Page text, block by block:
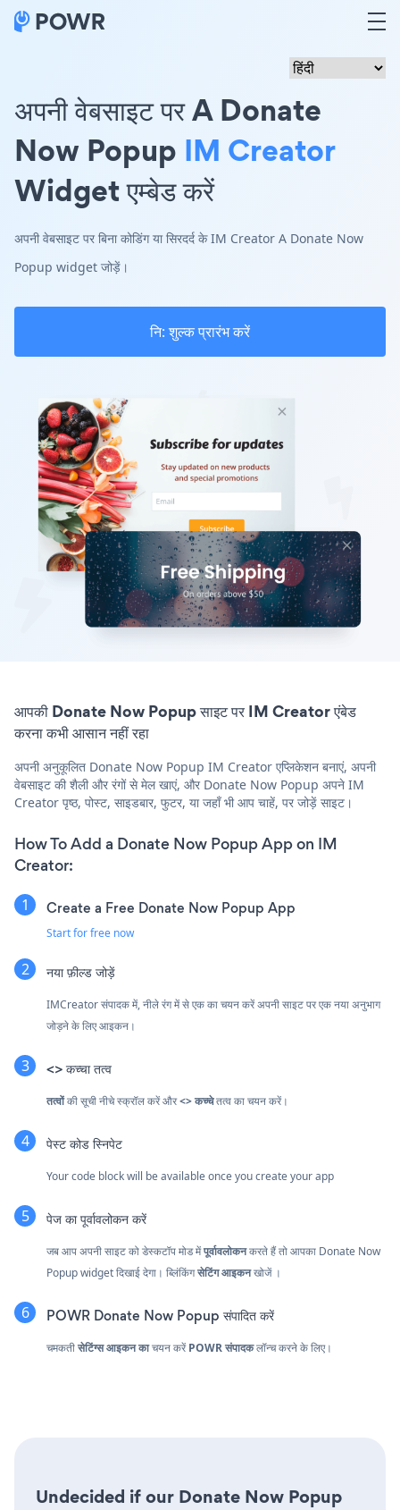
अपनी वेबसाइट पर A Donate
Now Popup IM Creator
Widget एम्बेड करें
अपनी वेबसाइट पर बिना कोडिंग या सिरदर्द के IM Creator A Donate Now
Popup widget जोड़ें।
नि: शुल्क प्रारंभ करें
आपकी Donate Now Popup साइट पर IM Creator एंबेड
करना कभी आसान नहीं रहा
अपनी अनुकूलित Donate Now Popup IM Creator एप्लिकेशन बनाएं, अपनी
वेबसाइट की शैली और रंगों से मेल खाएं, और Donate Now Popup अपने IM
Creator पृष्ठ, पोस्ट, साइडबार, फुटर, या जहाँ भी आप चाहें, पर जोड़ें साइट।
How To Add a Donate Now Popup App on IM
Creator:
Create a Free Donate Now Popup App
Start for free now
नया फ़ील्ड जोड़ें
IMCreator संपादक में, नीले रंग में से एक का चयन करेंअपनी साइट पर एक नया अनुभाग
जोड़ने के लिए आइकन।
<> कच्चा तत्व
तत्वोंकी सूची नीचे स्क्रॉल करें और<> कच्चेतत्व का चयन करें।
पेस्ट कोड स्निपेट
Your code block will be available once you create your app
पेज का पूर्वावलोकन करें
जब आप अपनी साइट को डेस्कटॉप मोड मेंपूर्वावलोकनकरते हैं तो आपका Donate Now
Popup widget दिखाई देगा। ब्लिंकिंगसेटिंग आइकनखोजें ।
POWR Donate Now Popup संपादित करें
चमकतीसेटिंग्स आइकन काचयन करेंPOWR संपादकलॉन्च करने के लिए।
Undecided if our Donate Now Popup